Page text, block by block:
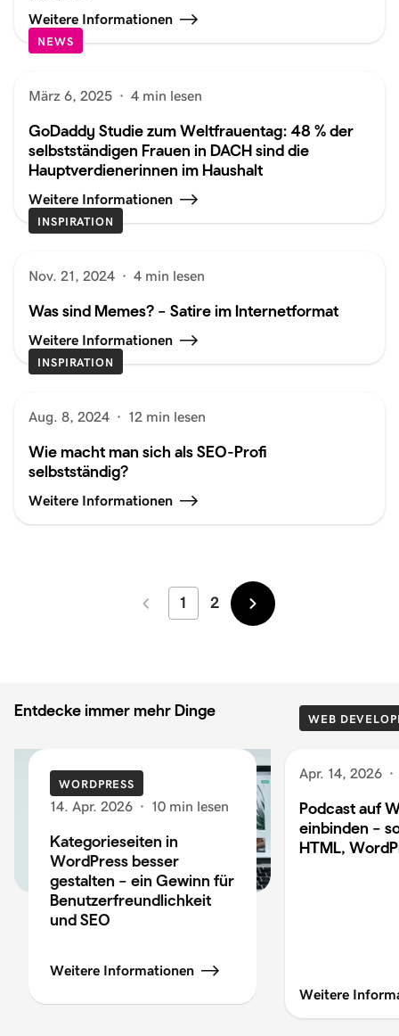
Weitere Informationen
NEWS
März 6, 2025 · 4 min lesen
GoDaddy Studie zum Weltfrauentag: 48 % der
selbstständigen Frauen in DACH sind die
Hauptverdienerinnen im Haushalt
Weitere Informationen
INSPIRATION
Nov. 21, 2024 · 4 min lesen
Was sind Memes? – Satire im Internetformat
Weitere Informationen
INSPIRATION
Aug. 8, 2024 · 12 min lesen
Wie macht man sich als SEO-Profi
selbstständig?
Weitere Informationen
Neuer
1 2
Älter
Entdecke immer mehr Dinge
WORDPRESS
14. Apr. 2026 · 10 min lesen
Kategorieseiten in
WordPress besser
gestalten – ein Gewinn für
Benutzerfreundlichkeit
und SEO
Weitere Informationen
WEB
Apr. 14, 2026 ·
Podcast auf
einbinden –
HTML,
Weitere